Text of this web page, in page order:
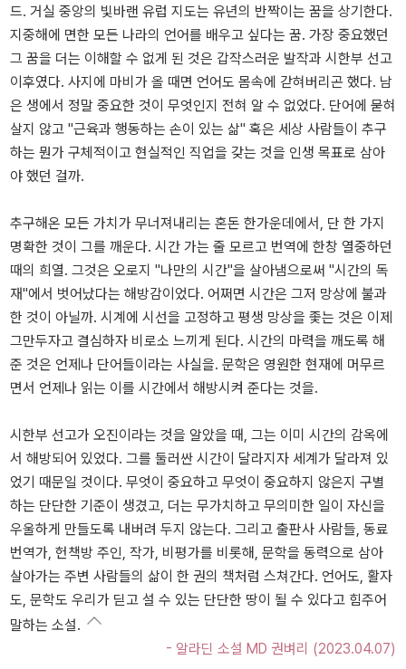
드. 거실 중앙의 빛바랜 유럽 지도는 유년의 반짝이는 꿈을 상기한다.
지중해에 면한 모든 나라의 언어를 배우고 싶다는 꿈. 가장 중요했던
그 꿈을 더는 이해할 수 없게 된 것은 갑작스러운 발작과 시한부 선고
이후였다. 사지에 마비가 올 때면 언어도 몸속에 갇혀버리곤 했다. 남
은 생에서 정말 중요한 것이 무엇인지 전혀 알 수 없었다. 단어에 묻혀
살지 않고 "근육과 행동하는 손이 있는 삶" 혹은 세상 사람들이 추구
하는 뭔가 구체적이고 현실적인 직업을 갖는 것을 인생 목표로 삼아
야 했던 걸까.
추구해온 모든 가치가 무너져내리는 혼돈 한가운데에서, 단 한 가지
명확한 것이 그를 깨운다. 시간 가는 줄 모르고 번역에 한창 열중하던
때의 희열. 그것은 오로지 "나만의 시간"을 살아냄으로써 "시간의 독
재"에서 벗어났다는 해방감이었다. 어쩌면 시간은 그저 망상에 불과
한 것이 아닐까. 시계에 시선을 고정하고 평생 망상을 좇는 것은 이제
그만두자고 결심하자 비로소 느끼게 된다. 시간의 마력을 깨도록 해
준 것은 언제나 단어들이라는 사실을. 문학은 영원한 현재에 머무르
면서 언제나 읽는 이를 시간에서 해방시켜 준다는 것을.
시한부 선고가 오진이라는 것을 알았을 때, 그는 이미 시간의 감옥에
서 해방되어 있었다. 그를 둘러싼 시간이 달라지자 세계가 달라져 있
었기 때문일 것이다. 무엇이 중요하고 무엇이 중요하지 않은지 구별
하는 단단한 기준이 생겼고, 더는 무가치하고 무의미한 일이 자신을
우울하게 만들도록 내버려 두지 않는다. 그리고 출판사 사람들, 동료
번역가, 헌책방 주인, 작가, 비평가를 비롯해, 문학을 동력으로 삼아
살아가는 주변 사람들의 삶이 한 권의 책처럼 스쳐간다. 언어도, 활자
도, 문학도 우리가 딛고 설 수 있는 단단한 땅이 될 수 있다고 힘주어
말하는 소설.
- 알라딘 소설 MD 권벼리 (2023.04.07)